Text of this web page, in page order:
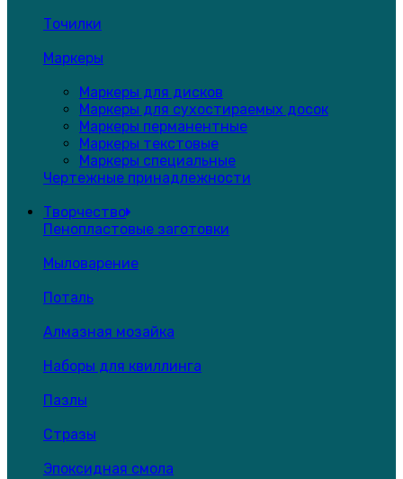
Точилки
Маркеры
Маркеры для дисков
Маркеры для сухостираемых досок
Маркеры перманентные
Маркеры текстовые
Маркеры специальные
Чертежные принадлежности
Творчество
Пенопластовые заготовки
Мыловарение
Поталь
Алмазная мозайка
Наборы для квиллинга
Пазлы
Стразы
Эпоксидная смола